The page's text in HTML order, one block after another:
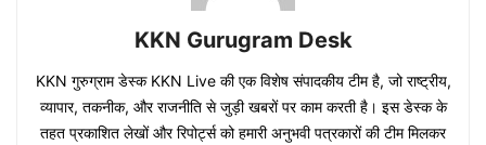
KKN Gurugram Desk
KKN गुरुग्राम डेस्क KKN Live की एक विशेष संपादकीय टीम है, जो राष्ट्रीय,
व्यापार, तकनीक, और राजनीति से जुड़ी खबरों पर काम करती है। इस डेस्क के
तहत प्रकाशित लेखों और रिपोर्ट्स को हमारी अनुभवी पत्रकारों की टीम मिलकर